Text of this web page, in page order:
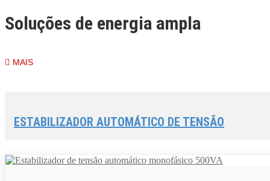
Soluções de energia ampla
Desde 1979, a MODERN é pioneira em melhorias nos setores de
MAIS
ESTABILIZADOR AUTOMÁTICO DE TENSÃO